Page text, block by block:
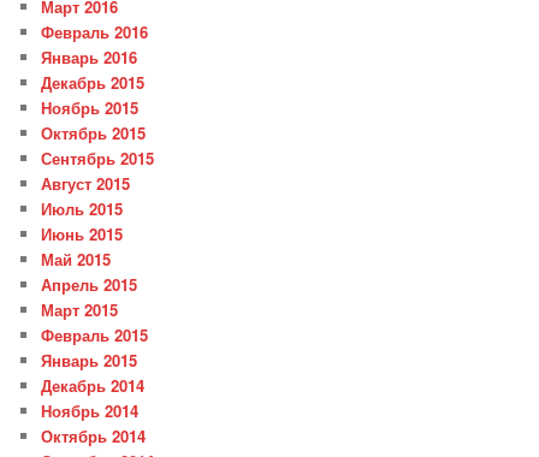
Март 2016
Февраль 2016
Январь 2016
Декабрь 2015
Ноябрь 2015
Октябрь 2015
Сентябрь 2015
Август 2015
Июль 2015
Июнь 2015
Май 2015
Апрель 2015
Март 2015
Февраль 2015
Январь 2015
Декабрь 2014
Ноябрь 2014
Октябрь 2014